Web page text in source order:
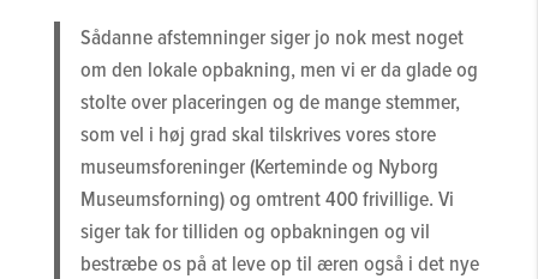
Sådanne afstemninger siger jo nok mest noget
om den lokale opbakning, men vi er da glade og
stolte over placeringen og de mange stemmer,
som vel i høj grad skal tilskrives vores store
museumsforeninger (Kerteminde og Nyborg
Museumsforning) og omtrent 400 frivillige. Vi
siger tak for tilliden og opbakningen og vil
bestræbe os på at leve op til æren også i det nye